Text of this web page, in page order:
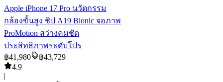
Apple iPhone 17 Pro นวัตกรรม
กล้องขั้นสูง ชิป A19 Bionic จอภาพ
ProMotion สว่างคมชัด
ประสิทธิภาพระดับโปร
฿41,980 ฿43,729
4.9
|